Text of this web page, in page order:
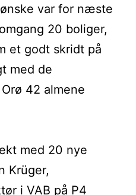
var for næste
20 boliger,
et godt skridt på
med de
42 almene
med 20 nye
Krüger,
i VAB på P4